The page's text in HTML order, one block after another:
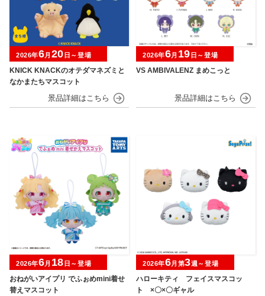
KNICK KNACKのオテダマネズミと
なかまたちマスコット
2026年6月 20 日～登場
VS AMBIVALENZ まめこっと
2026年6月 19 日～登場
おねがいアイプリ でふぉめmini着せ
替えマスコット
2026年6月 18 日～登場
ハローキティ フェイスマスコッ
ト ×〇×〇ギャル
2026年6月第3週～登場